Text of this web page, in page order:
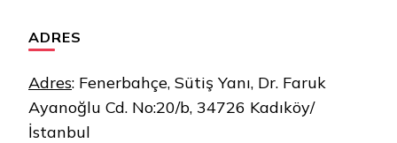
ADRES
Adres: Fenerbahçe, Sütiş Yanı, Dr. Faruk
Ayanoğlu Cd. No:20/b, 34726 Kadıköy/
İstanbul